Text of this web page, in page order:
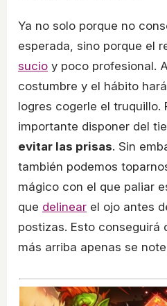
Ya no solo porque no
esperada, sino porque el
sucio y poco profesional.
costumbre y el hábito
logres cogerle el truquillo.
importante disponer del
evitar las prisas. Sin
también podemos
mágico con el que paliar
que delinear el ojo antes
postizas. Esto conseguirá
más arriba apenas se